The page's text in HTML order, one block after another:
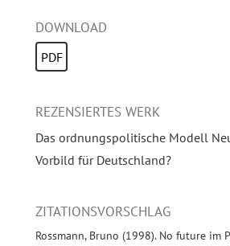
DOWNLOAD
PDF
ZITATIONSVORSCHLAG
Rossmann, Bruno (1998). No future im
REZENSIERTES WERK
Das ordnungspolitische Modell
Vorbild für Deutschland?